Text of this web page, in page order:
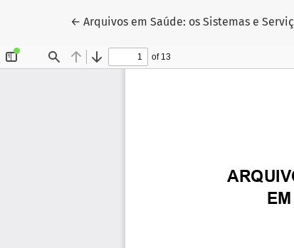
← Voltar aos Detalhes do Artigo
Arquivos em Saúde: os Sistemas e